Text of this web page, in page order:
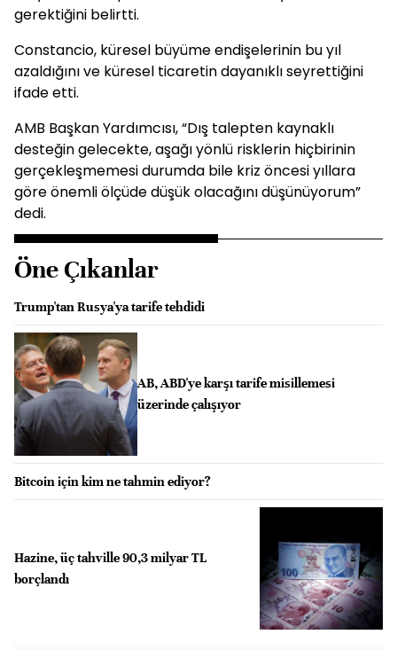
gerektiğini belirtti.
Constancio, küresel büyüme endişelerinin bu yıl
azaldığını ve küresel ticaretin dayanıklı seyrettiğini
ifade etti.
AMB Başkan Yardımcısı, “Dış talepten kaynaklı
desteğin gelecekte, aşağı yönlü risklerin hiçbirinin
gerçekleşmemesi durumda bile kriz öncesi yıllara
göre önemli ölçüde düşük olacağını düşünüyorum”
dedi.
Öne Çıkanlar
Trump'tan Rusya'ya tarife tehdidi
AB, ABD'ye karşı tarife misillemesi
üzerinde çalışıyor
Bitcoin için kim ne tahmin ediyor?
Hazine, üç tahville 90,3 milyar TL
borçlandı